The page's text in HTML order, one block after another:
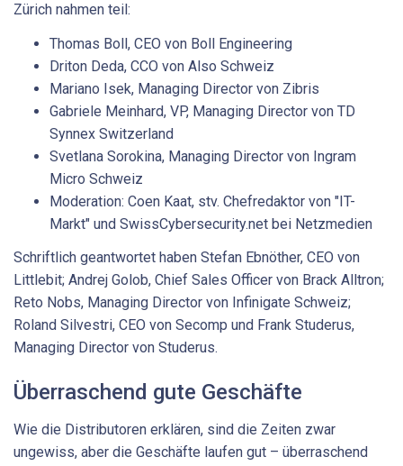
Zürich nahmen teil:
Thomas Boll, CEO von Boll Engineering
Driton Deda, CCO von Also Schweiz
Mariano Isek, Managing Director von Zibris
Gabriele Meinhard, VP, ­Managing Director von TD
Synnex Switzerland
Svetlana Sorokina, ­Managing Director von ­Ingram
Micro Schweiz
Moderation: Coen Kaat, stv. Chefredaktor von "IT-
Markt" und SwissCybersecurity.net bei Netzmedien
Schriftlich geantwortet haben Stefan Ebnöther, CEO von
Littlebit; Andrej ­Golob, Chief Sales ­Officer von Brack Alltron;
Reto Nobs, Managing Director von Infinigate Schweiz;
Roland Silvestri, CEO von Secomp und Frank ­Studerus,
Managing ­Director von Studerus.
Überraschend gute Geschäfte
Wie die Distributoren erklären, sind die Zeiten zwar
ungewiss, aber die Geschäfte laufen gut – überraschend